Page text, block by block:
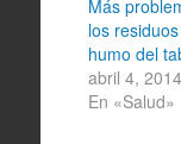
Más
los
humo del
abril 4, 2014
En «Salud»